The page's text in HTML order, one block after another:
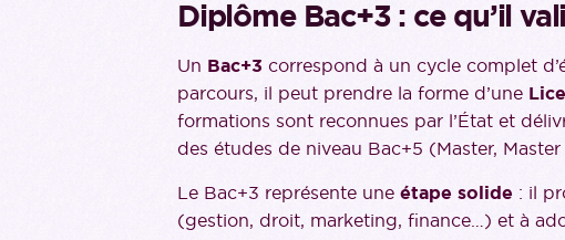
Diplôme Bac+3 : ce qu’il
Un Bac+3 correspond à un cycle complet
parcours, il peut prendre la forme d’une
formations sont reconnues par l’État et
des études de niveau Bac+5 (Master,
Le Bac+3 représente une étape solide : il
(gestion, droit, marketing, finance…) et à